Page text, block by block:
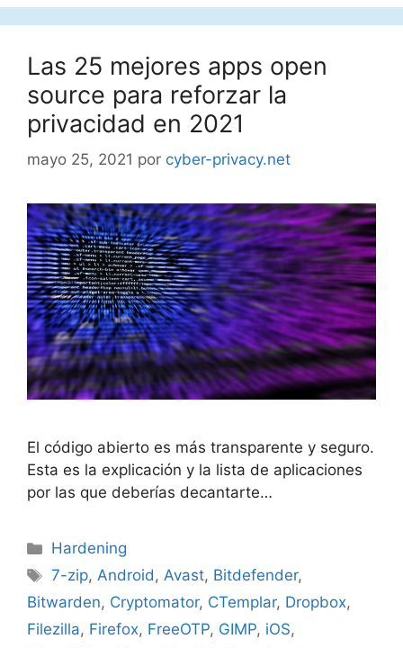
Las 25 mejores apps open
source para reforzar la
privacidad en 2021
mayo 25, 2021 por cyber-privacy.net
El código abierto es más transparente y seguro.
Esta es la explicación y la lista de aplicaciones
por las que deberías decantarte…
Categorías
Hardening
Etiquetas
7-zip,Android,Avast, Bitdefender,
Bitwarden, Cryptomator, CTemplar, Dropbox,
Filezilla, Firefox, FreeOTP, GIMP, iOS,